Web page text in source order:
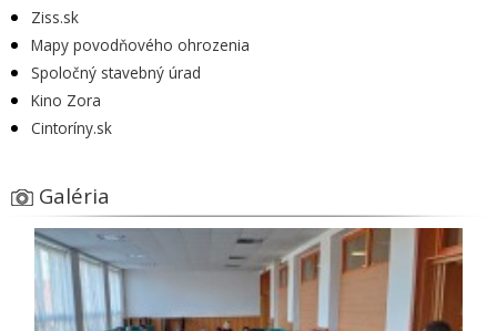
Ziss.sk
Mapy povodňového ohrozenia
Spoločný stavebný úrad
Kino Zora
Cintoríny.sk
Galéria